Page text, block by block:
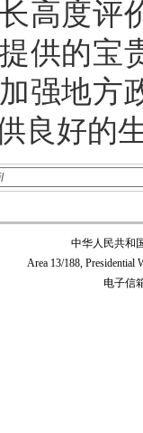
度评价
供的宝
强地方
良好的
中华人民共和
Area 13/188, Presidential
电子信